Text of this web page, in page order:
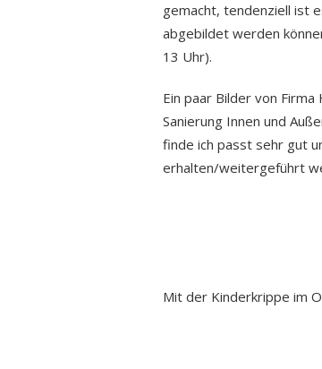
gemacht, tendenziell ist
abgebildet werden
13 Uhr).
Ein paar Bilder von
Sanierung Innen und
finde ich passt sehr gut
erhalten/weitergeführt
Mit der Kinderkrippe im